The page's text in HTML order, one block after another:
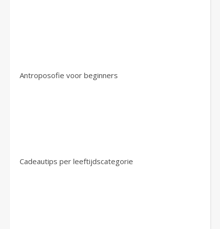
Antroposofie voor beginners
Cadeautips per leeftijdscategorie